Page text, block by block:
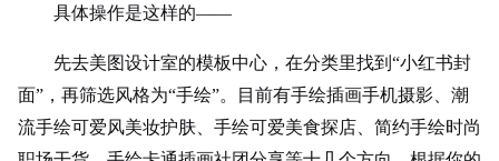
具体操作是这样的——
先去美图设计室的模板中心，在分类里找到“小红书封
面”，再筛选风格为“手绘”。目前有手绘插画手机摄影、潮
流手绘可爱风美妆护肤、手绘可爱美食探店、简约手绘时尚